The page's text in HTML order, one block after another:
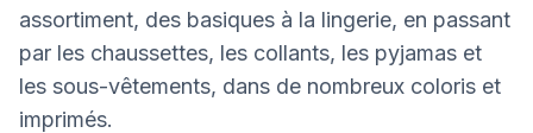
assortiment, des basiques à la lingerie, en passant
par les chaussettes, les collants, les pyjamas et
les sous-vêtements, dans de nombreux coloris et
imprimés.